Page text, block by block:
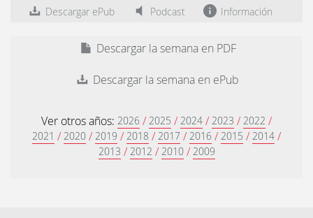
Descargar ePub Podcast Información
Descargar la semana en PDF
Descargar la semana en ePub
Ver otros años: 2026 / 2025 / 2024 / 2023 / 2022 /
2021 / 2020 / 2019 / 2018 / 2017 / 2016 / 2015 / 2014 /
2013 / 2012 / 2010 / 2009